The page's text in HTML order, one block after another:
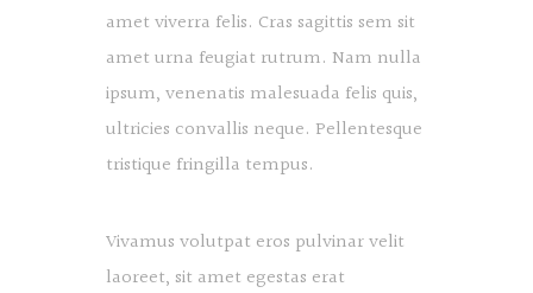
amet viverra felis. Cras sagittis sem sit
amet urna feugiat rutrum. Nam nulla
ipsum, venenatis malesuada felis quis,
ultricies convallis neque. Pellentesque
tristique fringilla tempus.
Vivamus volutpat eros pulvinar velit
laoreet, sit amet egestas erat